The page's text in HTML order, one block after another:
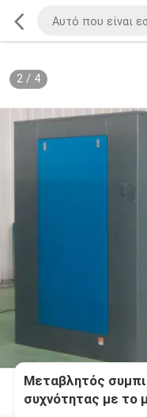
2/ 4
Μεταβλητός
συχνότητας με το